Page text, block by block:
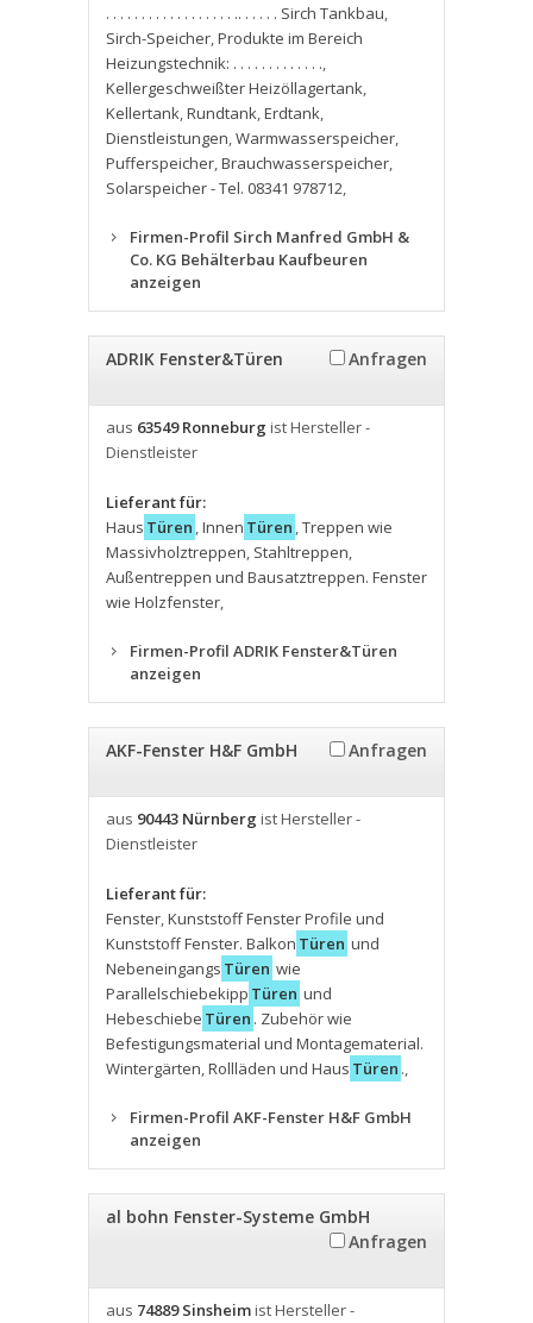
. . . . . . . . . . . . . . . . . . .. . . . . . Sirch Tankbau,
Sirch-Speicher,Produkte im Bereich
Heizungstechnik: . . . . . . . . . . . . .,
Kellergeschweißter Heizöllagertank,
Kellertank,Rundtank,Erdtank,
Dienstleistungen,Warmwasserspeicher,
Pufferspeicher,Brauchwasserspeicher,
Solarspeicher - Tel. 08341 978712,
Firmen-Profil Sirch Manfred GmbH &
Co. KG Behälterbau Kaufbeuren
anzeigen
ADRIK Fenster&Türen Anfragen
aus 63549 Ronneburg ist Hersteller -
Dienstleister
Lieferant für:
Haus Türen ,Innen Türen ,Treppen wie
Massivholztreppen, Stahltreppen,
Außentreppen und Bausatztreppen. Fenster
wie Holzfenster,
Firmen-Profil ADRIK Fenster&Türen
anzeigen
AKF-Fenster H&F GmbH Anfragen
aus 90443 Nürnberg ist Hersteller -
Dienstleister
Lieferant für:
Fenster,Kunststoff Fenster Profile und
Kunststoff Fenster. Balkon Türen und
Nebeneingangs Türen wie
Parallelschiebekipp Türen und
Hebeschiebe Türen . Zubehör wie
Befestigungsmaterial und Montagematerial.
Wintergärten,Rollläden und Haus Türen .,
Firmen-Profil AKF-Fenster H&F GmbH
anzeigen
al bohn Fenster-Systeme GmbH
Anfragen
aus 74889 Sinsheimist Hersteller -